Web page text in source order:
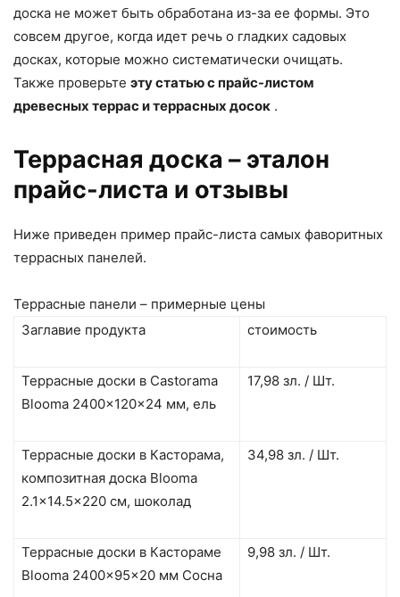
доска не может быть обработана из-за ее формы. Это
совсем другое, когда идет речь о гладких садовых
досках, которые можно систематически очищать.
Также проверьте эту статью с прайс-листом
древесных террас и террасных досок .
Террасная доска – эталон
прайс-листа и отзывы
Ниже приведен пример прайс-листа самых фаворитных
террасных панелей.
Террасные панели – примерные цены
Заглавие продукта
стоимость
Террасные доски в Castorama
Blooma 2400x120x24 мм, ель
17,98 зл. / Шт.
Террасные доски в Касторама,
композитная доска Blooma
2.1×14.5×220 см, шоколад
34,98 зл. / Шт.
Террасные доски в Кастораме
Blooma 2400x95x20 мм Сосна
9,98 зл. / Шт.